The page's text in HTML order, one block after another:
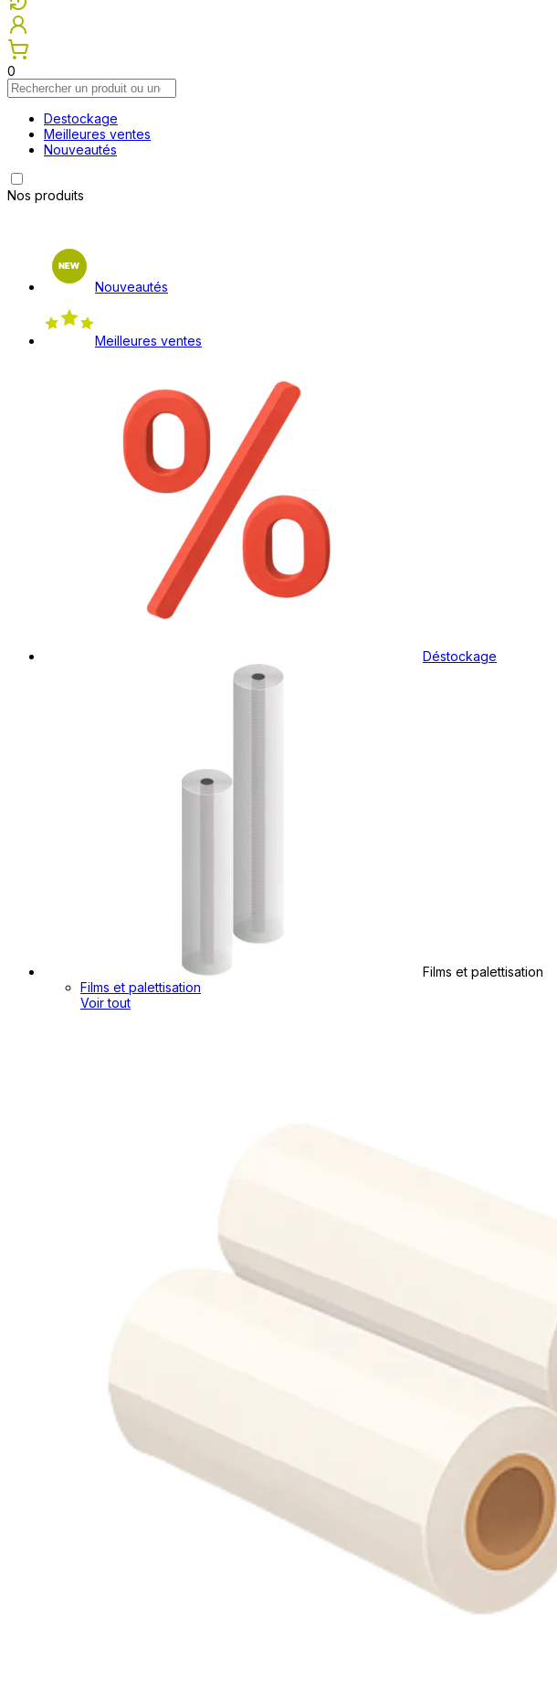
0
Destockage
Meilleures ventes
Nouveautés
Nos produits
Nouveautés
Meilleures ventes
Déstockage
Films et palettisation
Films et palettisation
Voir tout